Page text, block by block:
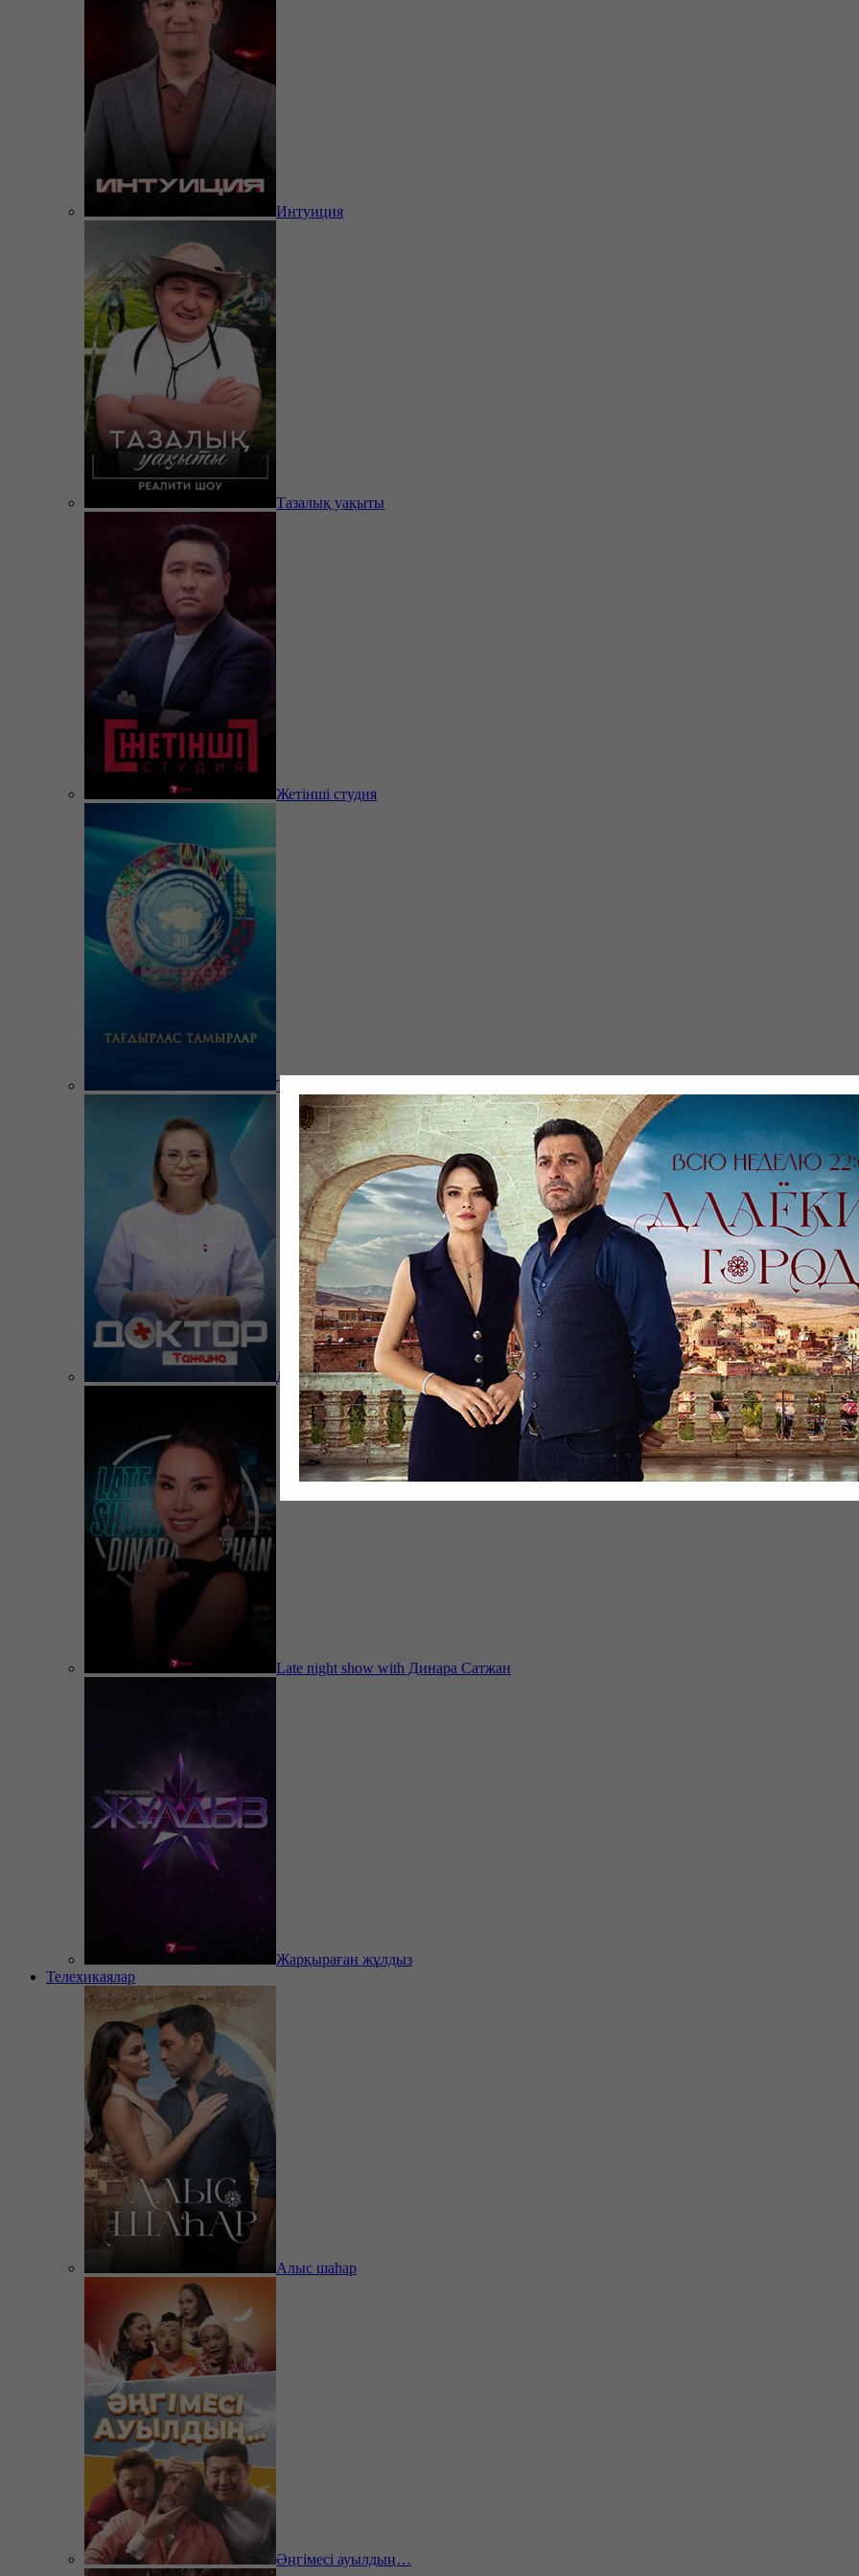
Интуиция
Тазалық уақыты
Жетінші студия
Тағдырлас тамырлар
Доктор Тажина
Late night show with Динара Сатжан
Жарқыраған жұлдыз
Телехикаялар
Алыс шаһар
Әңгімесі ауылдың…